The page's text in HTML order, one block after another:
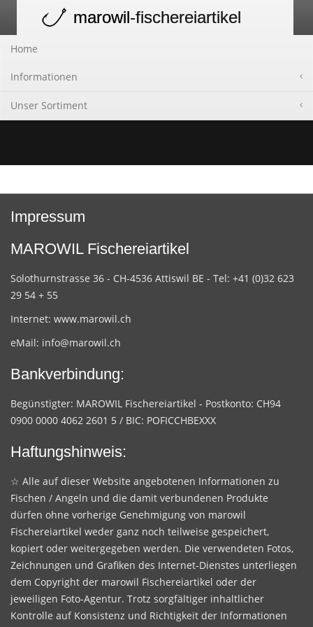
navigation
marowil-fischereiartikel
Home
Informationen
Unser Sortiment
Impressum
MAROWIL Fischereiartikel
Solothurnstrasse 36 - CH-4536 Attiswil BE - Tel: +41 (0)32 623
29 54 + 55
Internet: www.marowil.ch
eMail: info@marowil.ch
Bankverbindung:
Begünstigter: MAROWIL Fischereiartikel - Postkonto: CH94
0900 0000 4062 2601 5 / BIC: POFICCHBEXXX
Haftungshinweis:
☆ Alle auf dieser Website angebotenen Informationen zu
Fischen / Angeln und die damit verbundenen Produkte
dürfen ohne vorherige Genehmigung von marowil
Fischereiartikel weder ganz noch teilweise gespeichert,
kopiert oder weitergegeben werden. Die verwendeten Fotos,
Zeichnungen und Grafiken des Internet-Dienstes unterliegen
dem Copyright der marowil Fischereiartikel oder der
jeweiligen Foto-Agentur. Trotz sorgfältiger inhaltlicher
Kontrolle auf Konsistenz und Richtigkeit der Informationen